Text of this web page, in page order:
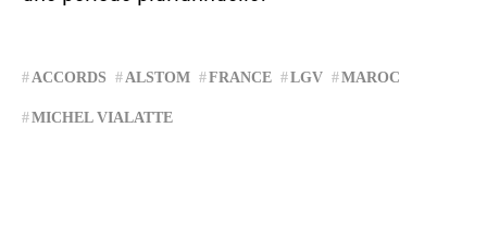
ACCORDS ALSTOM FRANCE LGV MAROC
MICHEL VIALATTE